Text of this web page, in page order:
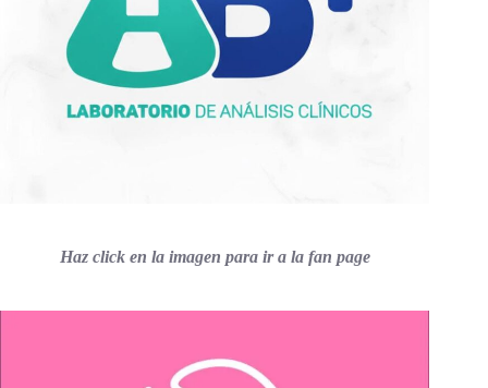
Haz click en la imagen para ir a la fan page